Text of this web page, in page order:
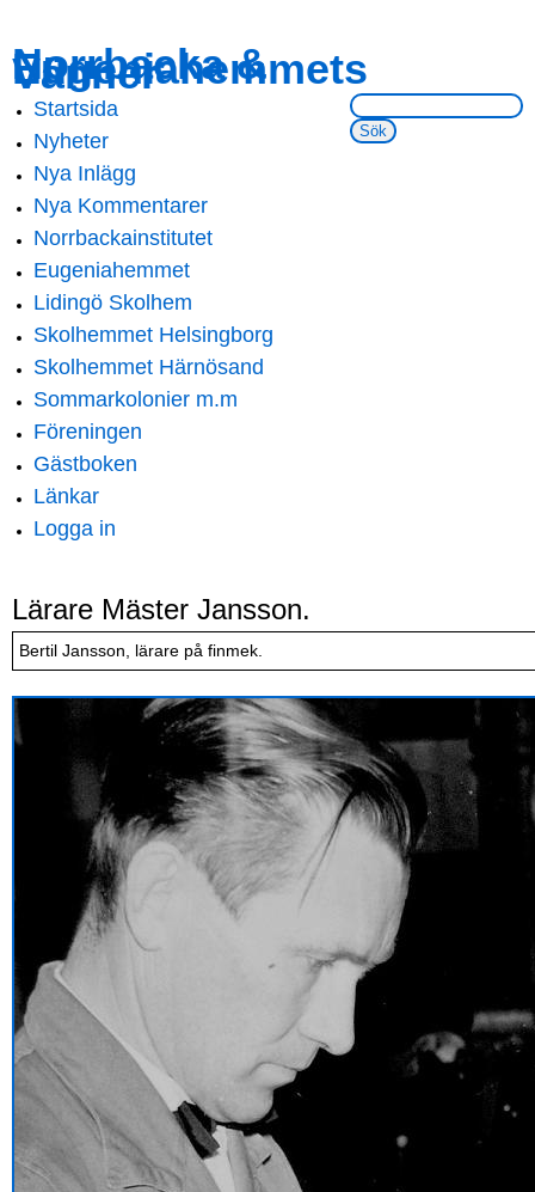
main
content
navigation
Norrbacka &
Eugeniahemmets
Vänner
Sök på webbsidan:
Main menu
Startsida
Nyheter
Nya Inlägg
Nya Kommentarer
Norrbackainstitutet
Eugeniahemmet
Lidingö Skolhem
Skolhemmet Helsingborg
Skolhemmet Härnösand
Sommarkolonier m.m
Föreningen
Gästboken
Länkar
Logga in
Lärare Mäster Jansson.
Bertil Jansson, lärare på finmek.